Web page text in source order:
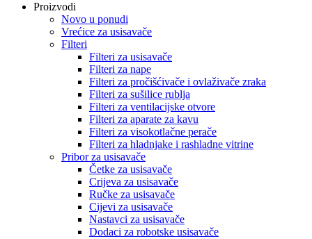
Proizvodi
Novo u ponudi
Vrećice za usisavače
Filteri
Filteri za usisavače
Filteri za nape
Filteri za pročišćivače i ovlaživače zraka
Filteri za sušilice rublja
Filteri za ventilacijske otvore
Filteri za aparate za kavu
Filteri za visokotlačne perače
Filteri za hladnjake i rashladne vitrine
Pribor za usisavače
Četke za usisavače
Crijeva za usisavače
Ručke za usisavače
Cijevi za usisavače
Nastavci za usisavače
Dodaci za robotske usisavače